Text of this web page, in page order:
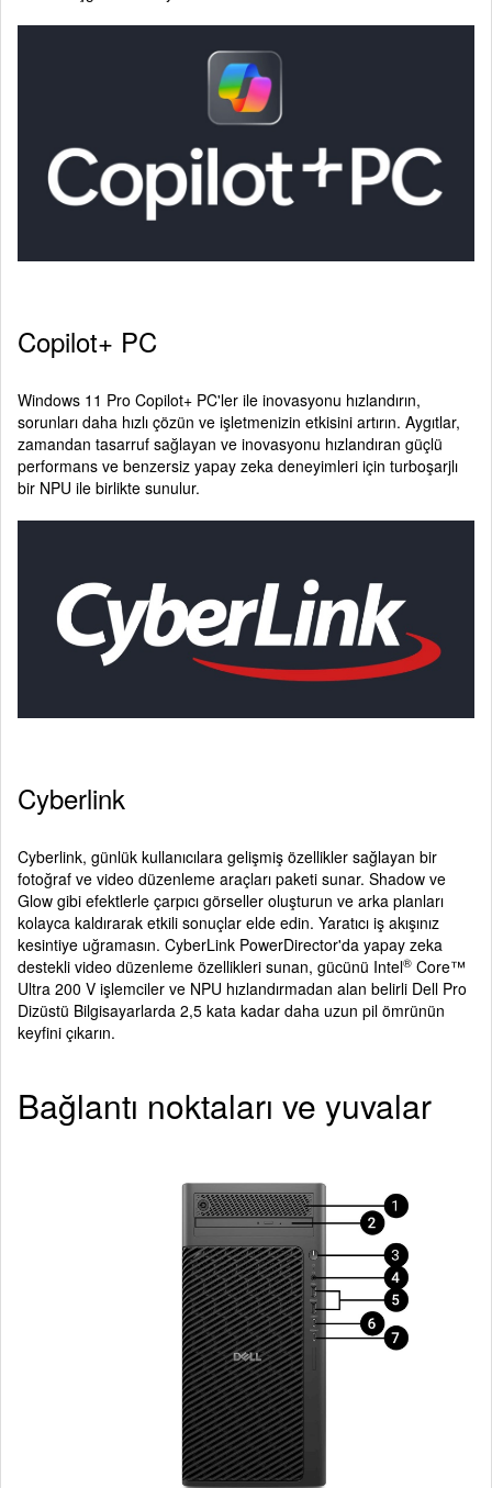
Copilot+ PC
Windows 11 Pro Copilot+ PC'ler ile inovasyonu hızlandırın,
sorunları daha hızlı çözün ve işletmenizin etkisini artırın. Aygıtlar,
zamandan tasarruf sağlayan ve inovasyonu hızlandıran güçlü
performans ve benzersiz yapay zeka deneyimleri için turboşarjlı
bir NPU ile birlikte sunulur.
Cyberlink
Cyberlink, günlük kullanıcılara gelişmiş özellikler sağlayan bir
fotoğraf ve video düzenleme araçları paketi sunar. Shadow ve
Glow gibi efektlerle çarpıcı görseller oluşturun ve arka planları
kolayca kaldırarak etkili sonuçlar elde edin. Yaratıcı iş akışınız
kesintiye uğramasın. CyberLink PowerDirector'da yapay zeka
destekli video düzenleme özellikleri sunan, gücünü Intel® Core™
Ultra 200 V işlemciler ve NPU hızlandırmadan alan belirli Dell Pro
Dizüstü Bilgisayarlarda 2,5 kata kadar daha uzun pil ömrünün
keyfini çıkarın.
Bağlantı noktaları ve yuvalar